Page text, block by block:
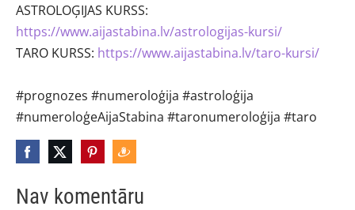
ASTROLOĢIJAS KURSS:
https://www.aijastabina.lv/astrologijas-kursi/
TARO KURSS: https://www.aijastabina.lv/taro-kursi/
#prognozes #numeroloģija #astroloģija
#numeroloģeAijaStabina #taronumeroloģija #taro
Nav komentāru